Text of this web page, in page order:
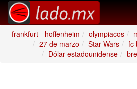
frankfurt - hoffenheim
olympiacos
27 de marzo
Star Wars fc
Dólar estadounidense